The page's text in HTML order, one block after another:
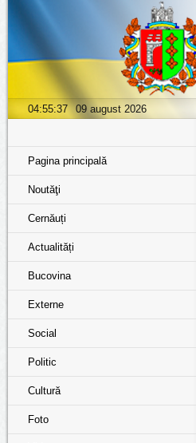
04:55:38 09 august 2026
Pagina principală
Noutăţi
Cernăuți
Actualități
Bucovina
Externe
Social
Politic
Cultură
Foto